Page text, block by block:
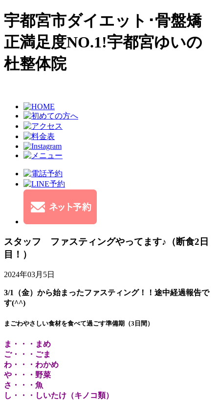
宇都宮市ダイエット･骨盤矯
正満足度NO.1!宇都宮ゆいの
杜整体院
スタッフ ファスティングやってます♪（断食2日
目！）
2024年03月5日
3/1（金）から始まったファスティング！！途中経過報告で
す(^^)
まごわやさしい食材を食べて過ごす準備期（3日間）
ま・・・まめ
ご・・・ごま
わ・・・わかめ
や・・・野菜
さ・・・魚
し・・・しいたけ（キノコ類）